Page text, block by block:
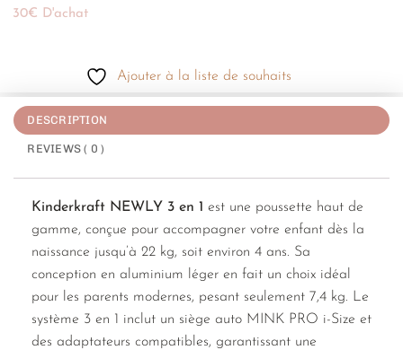
30€ D'achat
Ajouter à la liste de souhaits
DESCRIPTION
REVIEWS ( 0 )
Kinderkraft NEWLY 3 en 1 est une poussette haut de
gamme, conçue pour accompagner votre enfant dès la
naissance jusqu’à 22 kg, soit environ 4 ans. Sa
conception en aluminium léger en fait un choix idéal
pour les parents modernes, pesant seulement 7,4 kg. Le
système 3 en 1 inclut un siège auto MINK PRO i-Size et
des adaptateurs compatibles, garantissant une